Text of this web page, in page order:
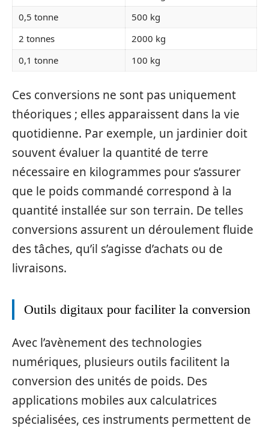
0,5 tonne
500 kg
2 tonnes
2000 kg
0,1 tonne
100 kg
Ces conversions ne sont pas uniquement
théoriques ; elles apparaissent dans la vie
quotidienne. Par exemple, un jardinier doit
souvent évaluer la quantité de terre
nécessaire en kilogrammes pour s’assurer
que le poids commandé correspond à la
quantité installée sur son terrain. De telles
conversions assurent un déroulement fluide
des tâches, qu’il s’agisse d’achats ou de
livraisons.
Outils digitaux pour faciliter la conversion
Avec l’avènement des technologies
numériques, plusieurs outils facilitent la
conversion des unités de poids. Des
applications mobiles aux calculatrices
spécialisées, ces instruments permettent de